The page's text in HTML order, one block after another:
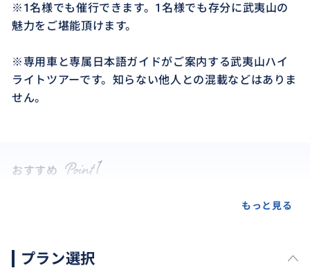
※1名様でも催行できます。1名様でも存分に武夷山の
魅力をご堪能頂けます。
※専用車と専属日本語ガイドがご案内する武夷山ハイ
ライトツアーです。知らない他人との混載などはありま
せん。
おすすめ
もっと見る
プラン選択